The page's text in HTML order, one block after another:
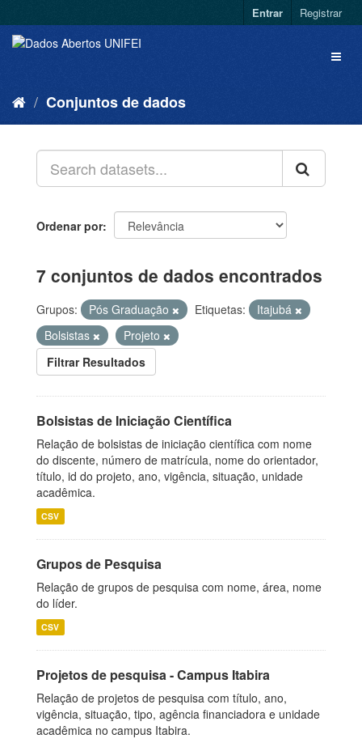
Entrar Registrar
Conjuntos de dados
Ordenar por
7 conjuntos de dados encontrados
Grupos: Pós Graduação Etiquetas:
Itajubá
Bolsistas
Projeto
Filtrar Resultados
Bolsistas de Iniciação Científica
Relação de bolsistas de iniciação científica com nome
do discente, número de matrícula, nome do orientador,
título, id do projeto, ano, vigência, situação, unidade
acadêmica.
CSV
Grupos de Pesquisa
Relação de grupos de pesquisa com nome, área, nome
do líder.
CSV
Projetos de pesquisa - Campus Itabira
Relação de projetos de pesquisa com título, ano,
vigência, situação, tipo, agência financiadora e unidade
acadêmica no campus Itabira.